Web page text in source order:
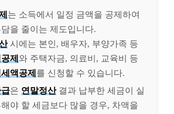
는 소득에서 일정 금액을 공제하여
을 줄이는 제도입니다.
시에는 본인, 배우자, 부양가족 등
제 와 주택자금, 의료비, 교육비 등
액공제 를 신청할 수 있습니다.
은 연말정산결과 납부한 세금이 실
야 할 세금보다 많을 경우, 차액을